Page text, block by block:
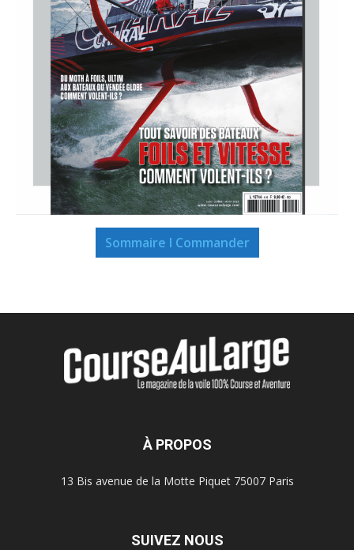
Sommaire I Commander
À PROPOS
13 Bis avenue de la Motte Piquet 75007 Paris
SUIVEZ NOUS